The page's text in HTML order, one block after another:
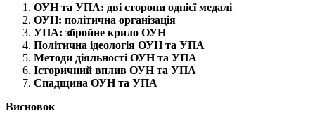
ОУН та УПА: дві сторони однієї медалі
ОУН: політична організація
УПА: збройне крило ОУН
Політична ідеологія ОУН та УПА
Методи діяльності ОУН та УПА
Історичний вплив ОУН та УПА
Спадщина ОУН та УПА
Висновок